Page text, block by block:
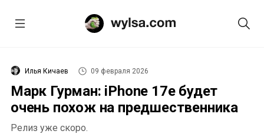
Илья Кичаев 09 февраля 2026
Марк Гурман: iPhone 17e будет
очень похож на предшественника
Релиз уже скоро.